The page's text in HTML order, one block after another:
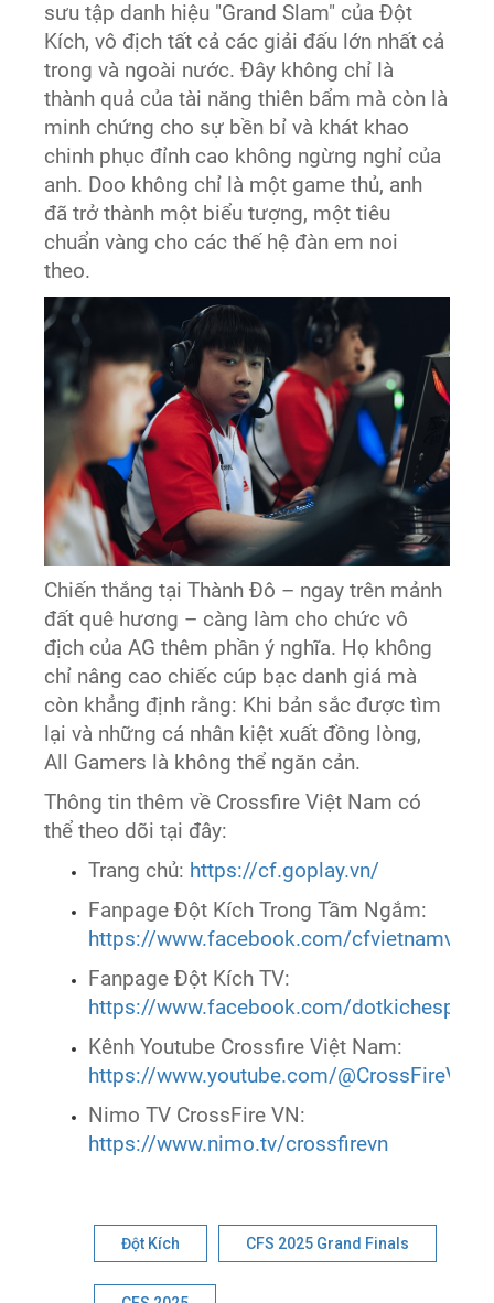
sưu tập danh hiệu "Grand Slam" của Đột
Kích, vô địch tất cả các giải đấu lớn nhất cả
trong và ngoài nước. Đây không chỉ là
thành quả của tài năng thiên bẩm mà còn là
minh chứng cho sự bền bỉ và khát khao
chinh phục đỉnh cao không ngừng nghỉ của
anh. Doo không chỉ là một game thủ, anh
đã trở thành một biểu tượng, một tiêu
chuẩn vàng cho các thế hệ đàn em noi
theo.
Chiến thắng tại Thành Đô – ngay trên mảnh
đất quê hương – càng làm cho chức vô
địch của AG thêm phần ý nghĩa. Họ không
chỉ nâng cao chiếc cúp bạc danh giá mà
còn khẳng định rằng: Khi bản sắc được tìm
lại và những cá nhân kiệt xuất đồng lòng,
All Gamers là không thể ngăn cản.
Thông tin thêm về Crossfire Việt Nam có
thể theo dõi tại đây:
Trang chủ: https://cf.goplay.vn/
Fanpage Đột Kích Trong Tầm Ngắm:
https://www.facebook.com/cfvietnamvtc
Fanpage Đột Kích TV:
https://www.facebook.com/
Kênh Youtube Crossfire Việt Nam:
https://www.youtube.com/
Nimo TV CrossFire VN:
https://www.nimo.tv/crossfirevn
Đột Kích CFS 2025 Grand Finals